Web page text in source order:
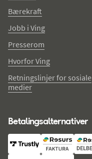
Bærekraft
Jobb i Ving
Presserom
Hvorfor Ving
Retningslinjer for sosiale
medier
Betalingsalternativer